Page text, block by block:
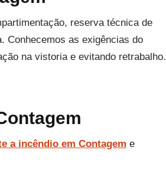
reserva técnica de
Conhecemos as exigências do
na vistoria e evitando retrabalho.
a incêndio em Contagem e